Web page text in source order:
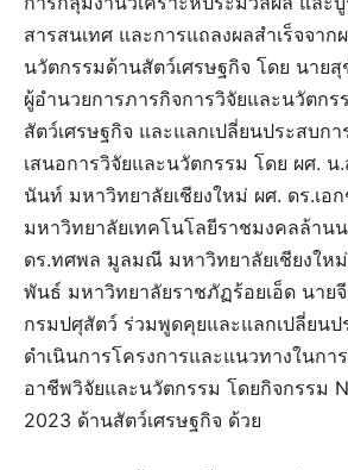
สารสนเทศ และการแถลงผลสำเร็จจาก
นวัตกรรมด้านสัตว์เศรษฐกิจ โดย นาย
ผู้อำนวยการภารกิจการวิจัยและนวัตกร
สัตว์เศรษฐกิจ และแลกเปลี่ยนประสบก
เสนอการวิจัยและนวัตกรรม โดย ผศ.
นันท์ มหาวิทยาลัยเชียงใหม่ ผศ. ดร.เอก
มหาวิทยาลัยเทคโนโลยีราชมงคลล้าน
ดร.ทศพล มูลมณี มหาวิทยาลัยเชียงให
พันธ์ มหาวิทยาลัยราชภัฏร้อยเอ็ด นาย
กรมปศุสัตว์ ร่วมพูดคุยและแลกเปลี่ยน
ดำเนินการโครงการและแนวทางในกา
อาชีพวิจัยและนวัตกรรม โดยกิจกรรม
2023 ด้านสัตว์เศรษฐกิจ ด้วย